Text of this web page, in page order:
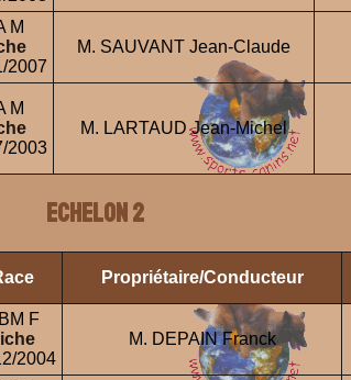
M
2007
M. SAUVANT Jean-Claude
M
2003
M. LARTAUD Jean-Michel
ECHELON 2
Propriétaire/Conducteur
F
2004
M. DEPAIN Franck